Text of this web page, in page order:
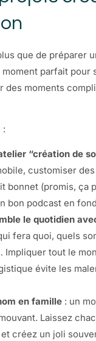
que de préparer
moment parfait pour
des moments
:
“création de
customiser
bonnet (promis, ça
bon podcast en
le quotidien
fera quoi, quels
tout le
évite les
en famille : un
Laissez
créez un joli